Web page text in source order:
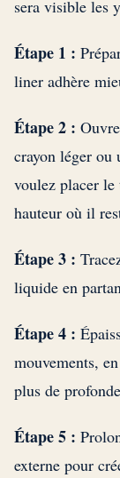
sera visible les
Étape 1 :
liner adhère
Étape 2 :
crayon léger ou
voulez placer
hauteur où il
Étape 3 :
liquide en
Étape 4 :
mouvements,
plus de
Étape 5 :
externe pour